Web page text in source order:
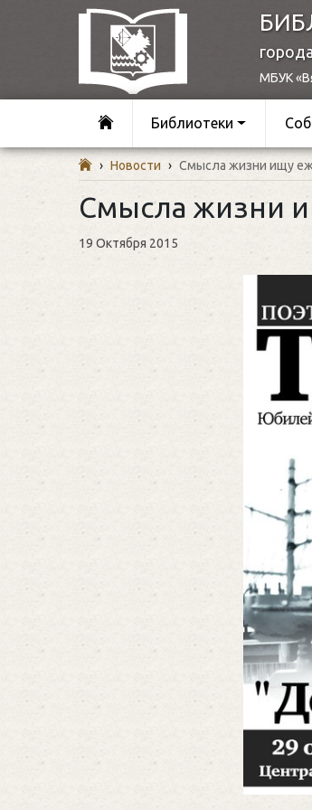
МБУК
Библиотеки
› Новости › Смысла жизни ищу
Смысла жизни
19 Октября 2015